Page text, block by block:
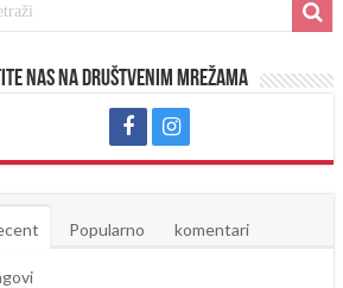
nas na društvenim mrežama
Popularno komentari